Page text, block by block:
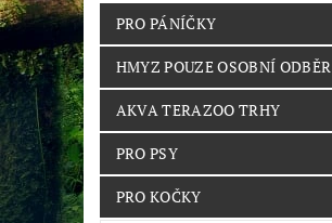
PRO PÁNÍČKY
HMYZ POUZE OSOBNÍ ODBĚR
AKVA TERAZOO TRHY
PRO PSY
PRO KOČKY